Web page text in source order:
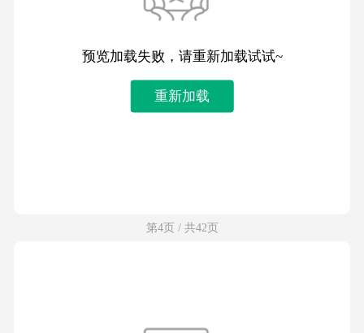
预览加载失败，请重新加载试试~
重新加载
第4页 / 共42页